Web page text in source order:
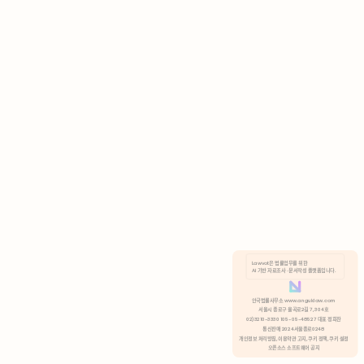
분석 쿠키 허용
Lawvot은 법률업무를 위한
AI 기반 자료조사 · 문서작성 플랫폼입니다.
안국법률사무소 www.anguklaw.com
서울시 종로구 율곡로2길 7, 304호
02)3210-3330 105-05-48527 대표 정희찬
통신판매 2024서울종로0248
개인정보 처리방침, 이용약관 고지, 쿠키 정책, 쿠키 설정
오픈소스 소프트웨어 공지